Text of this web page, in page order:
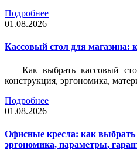
Подробнее
01.08.2026
Кассовый стол для магазина:
Как выбрать кассовый
конструкция, эргономика,
Подробнее
01.08.2026
Офисные кресла: как
эргономика, параметры,